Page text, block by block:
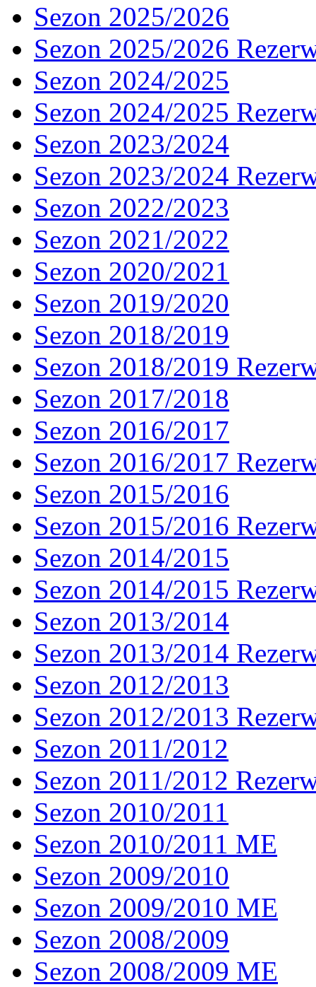
Sezon 2025/2026
Sezon 2025/2026
Sezon 2024/2025
Sezon 2024/2025
Sezon 2023/2024
Sezon 2023/2024
Sezon 2022/2023
Sezon 2021/2022
Sezon 2020/2021
Sezon 2019/2020
Sezon 2018/2019
Sezon 2018/2019
Sezon 2017/2018
Sezon 2016/2017
Sezon 2016/2017
Sezon 2015/2016
Sezon 2015/2016
Sezon 2014/2015
Sezon 2014/2015
Sezon 2013/2014
Sezon 2013/2014
Sezon 2012/2013
Sezon 2012/2013
Sezon 2011/2012
Sezon 2011/2012
Sezon 2010/2011
Sezon 2010/2011 ME
Sezon 2009/2010
Sezon 2009/2010 ME
Sezon 2008/2009
Sezon 2008/2009 ME